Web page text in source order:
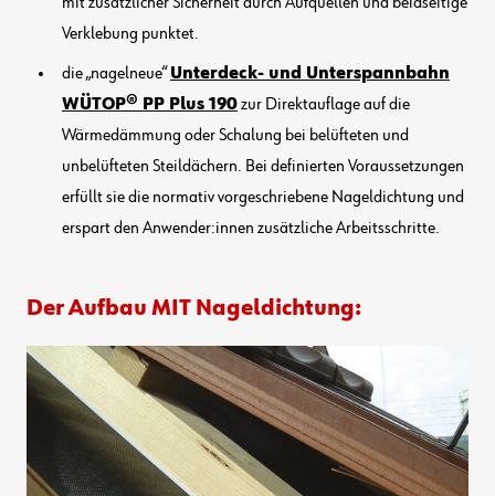
Verklebung punktet.
die „nagelneue“ Unterdeck- und Unterspannbahn
WÜTOP® PP Plus 190zur Direktauflage auf die
Wärmedämmung oder Schalung bei belüfteten und
unbelüfteten Steildächern. Bei definierten Voraussetzungen
erfüllt sie die normativ vorgeschriebene Nageldichtung und
erspart den Anwender:innen zusätzliche Arbeitsschritte.
Der Aufbau MIT Nageldichtung: